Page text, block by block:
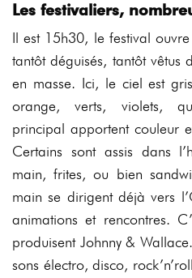
Les festivaliers,
Il est 15h30, le festival
tantôt déguisés, tantôt vêtus
en masse. Ici, le ciel est
orange, verts, violets,
principal apportent couleur
Certains sont assis dans
main, frites, ou bien
main se dirigent déjà vers
animations et rencontres.
produisent Johnny &
sons électro, disco,